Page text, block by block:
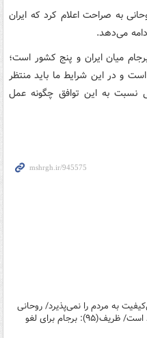
به صراحت اعلام کرد که ایران
می‌دهد.
میان ایران و پنج کشور است؛
داده است و در این شرایط ما باید منتظر
به این توافق چگونه عمل
بی‌کیفیت به مردم را نمی‌پذیرد/ روحانی
(۹۶): برخی تصور می‌کنند برجام شاه کلید است/ ظریف(۹۵): برجام برای لغو